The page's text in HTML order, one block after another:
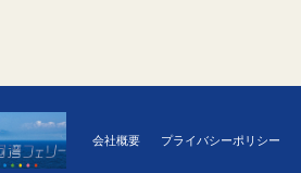
会社概要 プライバシーポリシー